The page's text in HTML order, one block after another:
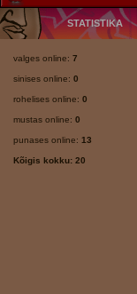
STATISTIKA
valges online: 7
sinises online: 0
rohelises online: 0
mustas online: 0
punases online: 13
Kõigis kokku: 20